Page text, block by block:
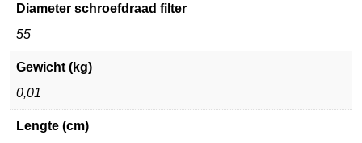
Diameter schroefdraad filter
55
Gewicht (kg)
0,01
Lengte (cm)